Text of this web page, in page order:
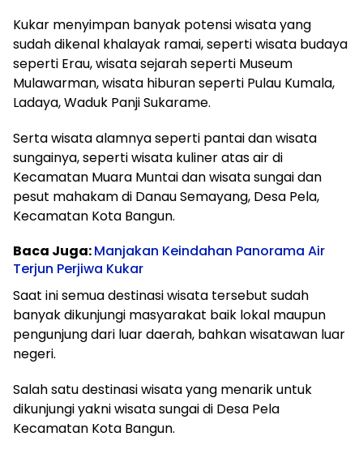
Kukar menyimpan banyak potensi wisata yang
sudah dikenal khalayak ramai, seperti wisata budaya
seperti Erau, wisata sejarah seperti Museum
Mulawarman, wisata hiburan seperti Pulau Kumala,
Ladaya, Waduk Panji Sukarame.
Serta wisata alamnya seperti pantai dan wisata
sungainya, seperti wisata kuliner atas air di
Kecamatan Muara Muntai dan wisata sungai dan
pesut mahakam di Danau Semayang, Desa Pela,
Kecamatan Kota Bangun.
Baca Juga:Manjakan Keindahan Panorama Air
Terjun Perjiwa Kukar
Saat ini semua destinasi wisata tersebut sudah
banyak dikunjungi masyarakat baik lokal maupun
pengunjung dari luar daerah, bahkan wisatawan luar
negeri.
Salah satu destinasi wisata yang menarik untuk
dikunjungi yakni wisata sungai di Desa Pela
Kecamatan Kota Bangun.